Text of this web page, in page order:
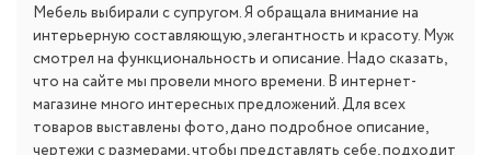
Мебель выбирали с супругом. Я обращала внимание на
интерьерную составляющую, элегантность и красоту. Муж
смотрел на функциональность и описание. Надо сказать,
что на сайте мы провели много времени. В интернет-
магазине много интересных предложений. Для всех
товаров выставлены фото, дано подробное описание,
чертежи с размерами, чтобы представлять себе, подходит